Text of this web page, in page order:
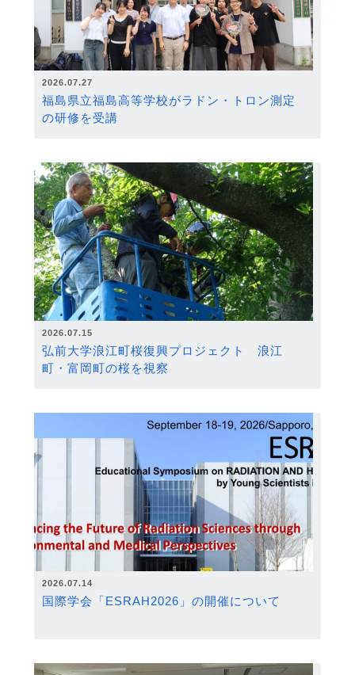
2026.07.27
福島県立福島高等学校がラドン・トロン測定
の研修を受講
2026.07.15
弘前大学浪江町桜復興プロジェクト 浪江
町・富岡町の桜を視察
2026.07.14
国際学会「ESRAH2026」の開催について